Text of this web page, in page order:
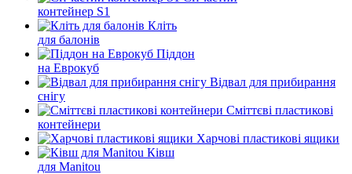
контейнер S1
Кліть
для балонів
Піддон
на Еврокуб
Відвал для прибирання
снігу
Cміттєві пластикові
контейнери
Харчові пластикові ящики
Ківш
для Manitou